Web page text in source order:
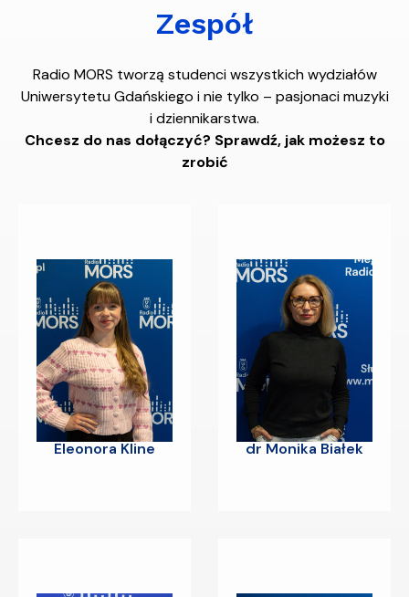
Zespół
Radio MORS tworzą studenci wszystkich wydziałów
Uniwersytetu Gdańskiego i nie tylko – pasjonaci muzyki
i dziennikarstwa.
Chcesz do nas dołączyć? Sprawdź, jak możesz to
zrobić
Eleonora Kline dr Monika Białek